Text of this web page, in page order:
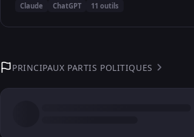
Claude ChatGPT 11 outils
PRINCIPAUX PARTIS POLITIQUES